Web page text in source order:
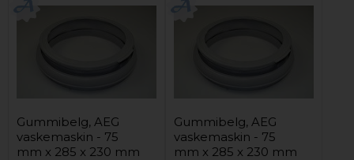
Gummibelg, AEG
vaskemaskin - 75
mm x 285 x 230 mm
Gummibelg, AEG
vaskemaskin - 75
mm x 285 x 230 mm